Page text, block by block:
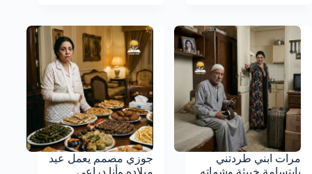
مرات ابني طردتني
جوزي مصمم يعمل عيد